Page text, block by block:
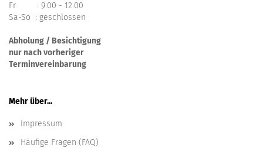
Fr : 9.00 - 12.00
Sa-So : geschlossen
Abholung / Besichtigung
nur nach vorheriger
Terminvereinbarung
Mehr über...
Impressum
Häufige Fragen (FAQ)